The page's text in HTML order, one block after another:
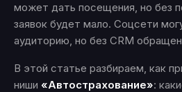
может дать посещения, но без
заявок будет мало. Соцсети
аудиторию, но без CRM
В этой статье разбираем, как
ниши «Автострахование»: